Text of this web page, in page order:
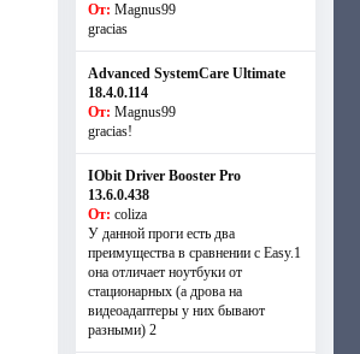
От: Magnus99
gracias
Advanced SystemCare Ultimate
18.4.0.114
От: Magnus99
gracias!
IObit Driver Booster Pro
13.6.0.438
От: coliza
У данной проги есть два
преимущества в сравнении с Easy.1
она отличает ноутбуки от
стационарных (а дрова на
видеоадаптеры у них бывают
разными) 2